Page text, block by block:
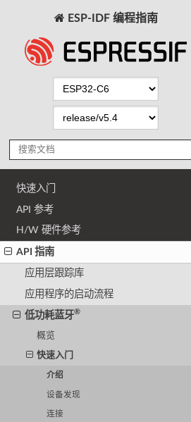
ESP-IDF 编程指南
快速入门
API 参考
H/W 硬件参考
API 指南
应用层跟踪库
应用程序的启动流程
低功耗蓝牙®
概览
快速入门
介绍
设备发现
连接